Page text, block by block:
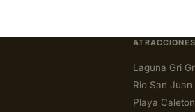
ATRACCIONES
Laguna Gri
Rio San Juan
Playa Caleton